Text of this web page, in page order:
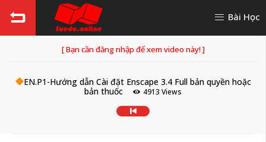
Bài Học
[ Bạn cần đăng nhập để xem video này! ]
EN.P1-Hướng dẫn Cài đặt Enscape 3.4 Full bản quyền hoặc
bản thuốc
4913 Views